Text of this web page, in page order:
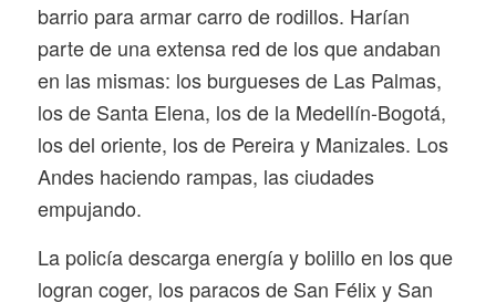
barrio para armar carro de rodillos. Harían
parte de una extensa red de los que andaban
en las mismas: los burgueses de Las Palmas,
los de Santa Elena, los de la Medellín-Bogotá,
los del oriente, los de Pereira y Manizales. Los
Andes haciendo rampas, las ciudades
empujando.
La policía descarga energía y bolillo en los que
logran coger, los paracos de San Félix y San